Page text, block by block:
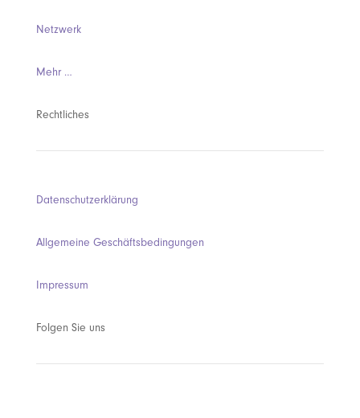
Netzwerk
Mehr …
Rechtliches
Datenschutzerklärung
Allgemeine Geschäftsbedingungen
Impressum
Folgen Sie uns